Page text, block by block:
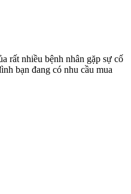
rất nhiều bệnh nhân gặp sự cố
bạn đang có nhu cầu mua